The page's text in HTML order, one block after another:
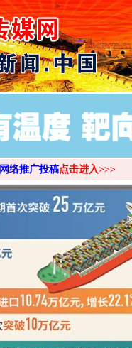
>
网络推广投稿点击进入>>>